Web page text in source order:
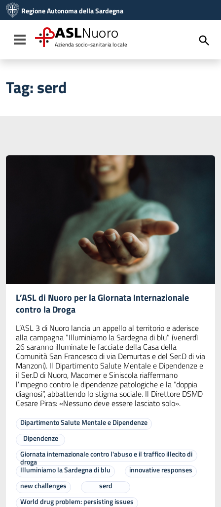
Vai al menu di navigazione
Vai al footer
Regione Autonoma della Sardegna
Toggle navigation
ASLNuoro
Azienda socio-sanitaria locale
Tag:serd
L’ASL di Nuoro per la Giornata Internazionale
contro la Droga
L’ASL 3 di Nuoro lancia un appello al territorio e aderisce
alla campagna “Illuminiamo la Sardegna di blu” (venerdì
26 saranno illuminate le facciate della Casa della
Comunità San Francesco di via Demurtas e del Ser.D di via
Manzoni). Il Dipartimento Salute Mentale e Dipendenze e
il Ser.D di Nuoro, Macomer e Siniscola riaffermano
l’impegno contro le dipendenze patologiche e la “doppia
diagnosi”, abbattendo lo stigma sociale. Il Direttore DSMD
Cesare Piras: «Nessuno deve essere lasciato solo».
Dipartimento Salute Mentale e Dipendenze
Dipendenze
Giornata internazionale contro l'abuso e il traffico illecito di
droga
Illuminiamo la Sardegna di blu
innovative responses
new challenges
serd
World drug problem: persisting issues